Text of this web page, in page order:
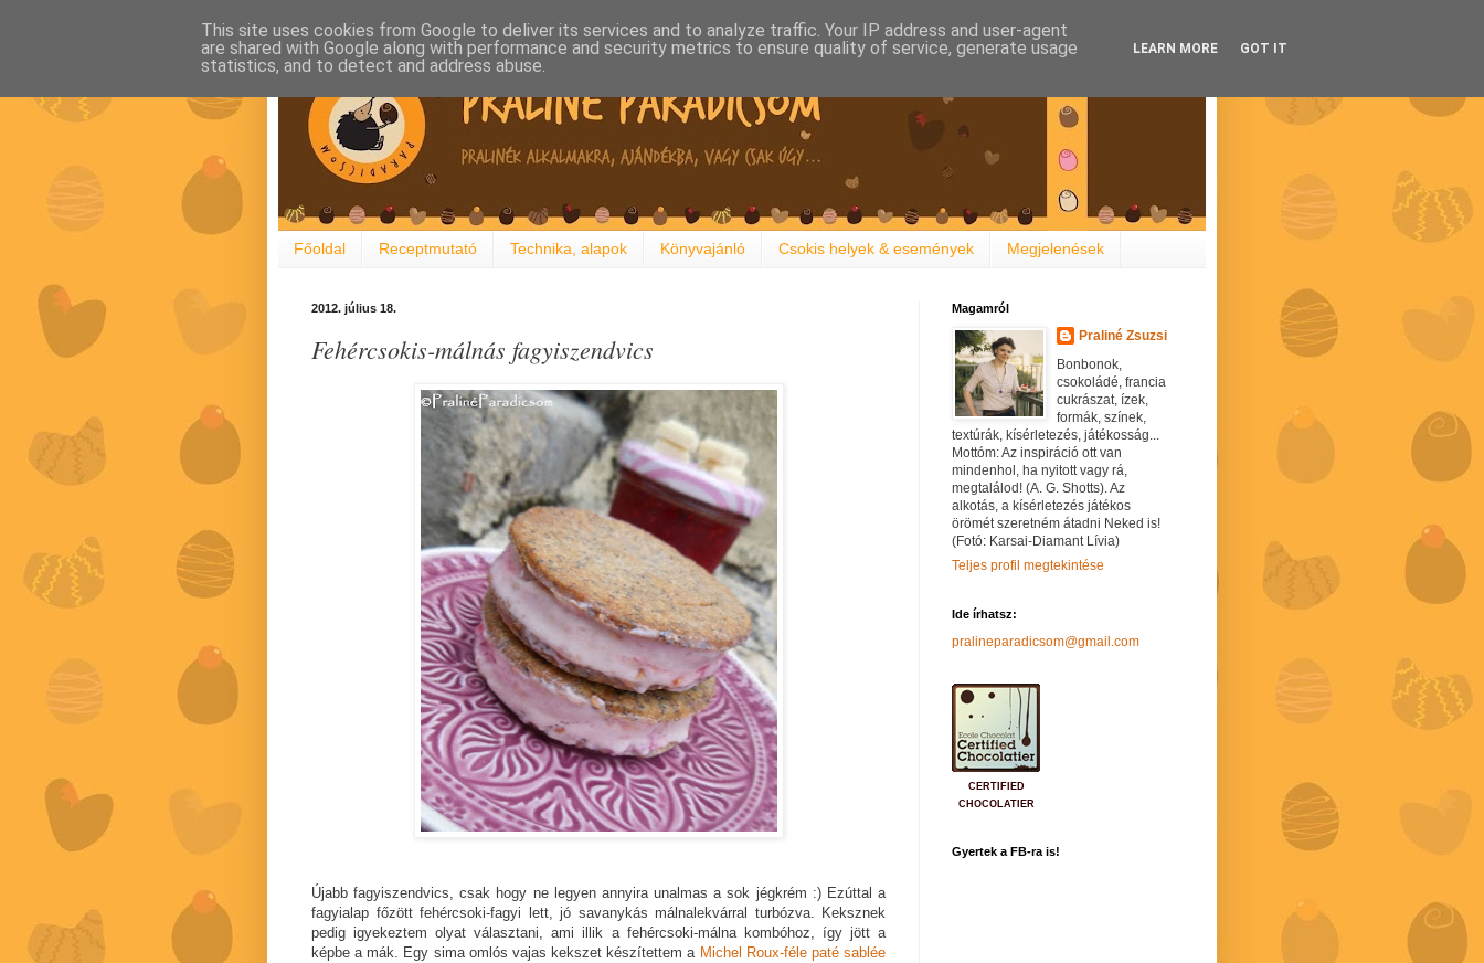
Főoldal Receptmutató Technika, alapok Könyvajánló Csokis helyek & események Megjelenések
2012. július 18.
Fehércsokis-málnás fagyiszendvics
Újabb fagyiszendvics, csak hogy ne legyen annyira unalmas a sok jégkrém :) Ezúttal a
fagyialap főzött fehércsoki-fagyi lett, jó savanykás málnalekvárral turbózva. Keksznek
pedig igyekeztem olyat választani, ami illik a fehércsoki-málna kombóhoz, így jött a
képbe a mák. Egy sima omlós vajas kekszet készítettem a Michel Roux-féle paté sablée
Magamról
Praliné Zsuzsi
Bonbonok,
csokoládé, francia
cukrászat, ízek,
formák, színek,
textúrák, kísérletezés, játékosság...
Mottóm: Az inspiráció ott van
mindenhol, ha nyitott vagy rá,
megtalálod! (A. G. Shotts). Az
alkotás, a kísérletezés játékos
örömét szeretném átadni Neked is!
(Fotó: Karsai-Diamant Lívia)
Teljes profil megtekintése
Ide írhatsz:
pralineparadicsom@gmail.com
CERTIFIED
CHOCOLATIER
Gyertek a FB-ra is!
This site uses cookies from Google to deliver its services and to analyze traffic. Your IP address and user-agent
are shared with Google along with performance and security metrics to ensure quality of service, generate usage
statistics, and to detect and address abuse.
LEARN MORE GOT IT